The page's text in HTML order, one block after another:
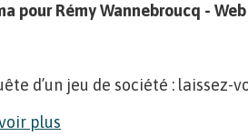
pour Rémy Wannebroucq - Web
d’un jeu de société : laissez-
plus